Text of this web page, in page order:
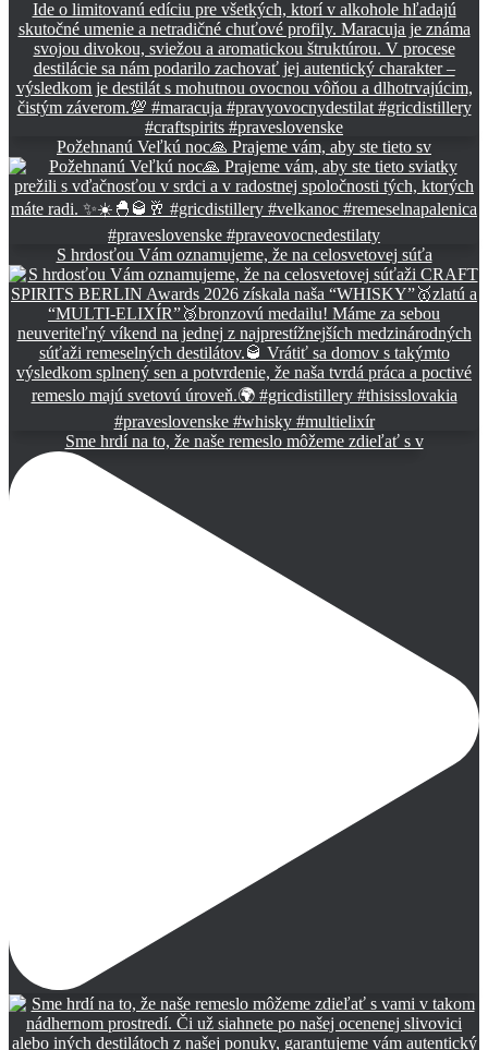
Požehnanú Veľkú noc🙏 Prajeme vám, aby ste tieto sv
S hrdosťou Vám oznamujeme, že na celosvetovej súťa
Sme hrdí na to, že naše remeslo môžeme zdieľať s v